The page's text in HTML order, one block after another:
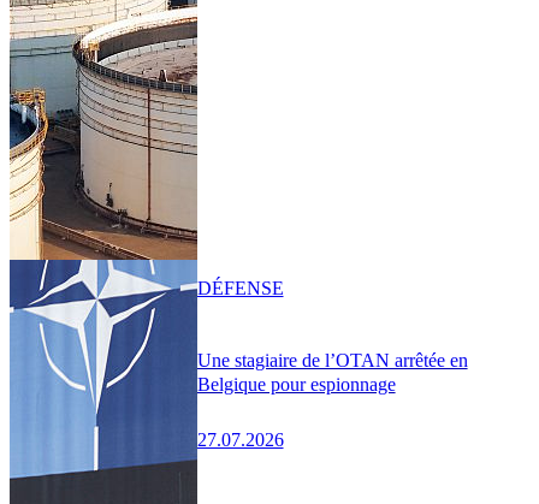
Une stagiaire de l’OTAN arrêtée en
Belgique pour espionnage
27.07.2026
DÉFENSE